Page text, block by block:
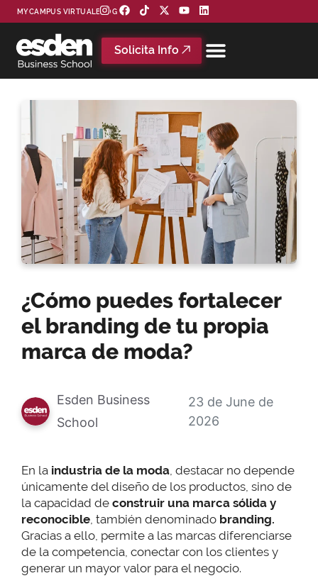
MYCAMPUS VIRTUAL BLOG
Solicita Info
¿Cómo puedes fortalecer
el branding de tu propia
marca de moda?
Esden Business
School
23 de June de
2026
En la industria de la moda, destacar no depende
únicamente del diseño de los productos, sino de
la capacidad de construir una marca sólida y
reconocible, también denominado branding.
Gracias a ello, permite a las marcas diferenciarse
de la competencia, conectar con los clientes y
generar un mayor valor para el negocio.